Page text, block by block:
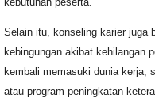
Selain itu, konseling karier juga
kebingungan akibat kehilangan
kembali memasuki dunia kerja,
atau program peningkatan